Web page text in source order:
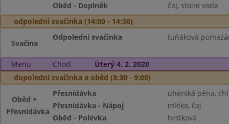
Oběd - Doplněk
čaj, stolní voda
odpolední svačinka (14:00 - 14:30)
Svačina
Odpolední svačinka tuňáková
Menu Chod
Úterý 4. 2. 2020
dopolední svačinka a oběd (8:30 - 9:00)
Oběd +
Přesnídávka
Přesnídávka
uherská pěna,
Přesnídávka - Nápoj
mléko, čaj
Oběd - Polévka
hrstková